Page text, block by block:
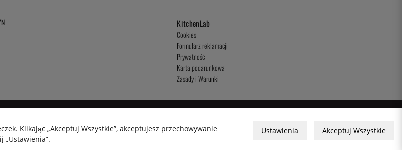
KitchenLab
Cookies
Formularz reklamacji
Prywatność
Karta podarunkowa
Zasady i Warunki
Klikając „Akceptuj Wszystkie”, akceptujesz przechowywanie
„Ustawienia”.
Ustawienia Akceptuj Wszystkie